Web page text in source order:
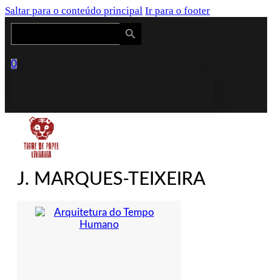
Saltar para o conteúdo principal Ir para o footer
Search
Search Button
0
J. MARQUES-TEIXEIRA